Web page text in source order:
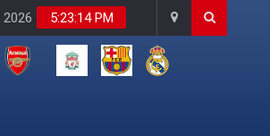
5:23:15 PM